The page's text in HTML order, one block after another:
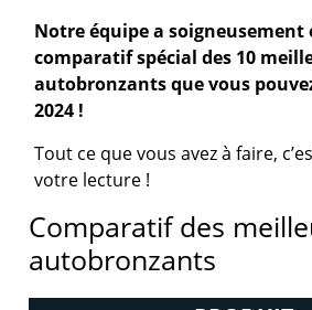
Notre équipe a soigneusement
comparatif spécial des 10
autobronzants que vous
2024 !
Tout ce que vous avez à faire,
votre lecture !
Comparatif des
autobronzants